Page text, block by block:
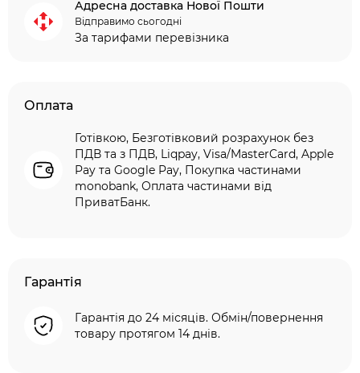
Адресна доставка Нової Пошти
Відправимо сьогодні
За тарифами перевізника
Оплата
Готівкою, Безготівковий розрахунок без
ПДВ та з ПДВ, Liqpay, Visa/MasterCard, Apple
Pay та Google Pay, Покупка частинами
monobank, Оплата частинами від
ПриватБанк.
Гарантія
Гарантія до 24 місяців. Обмін/повернення
товару протягом 14 днів.